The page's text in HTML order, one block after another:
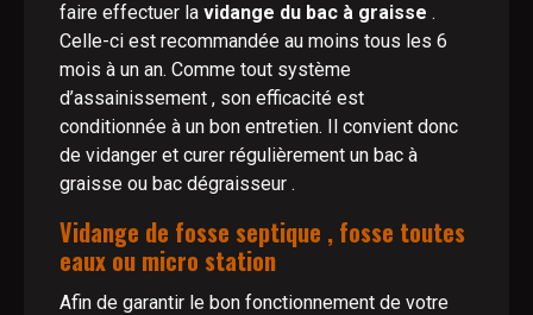
faire effectuer la vidange du bac à graisse .
Celle-ci est recommandée au moins tous les 6
mois à un an. Comme tout système
d’assainissement , son efficacité est
conditionnée à un bon entretien. Il convient donc
de vidanger et curer régulièrement un bac à
graisse ou bac dégraisseur .
Vidange de fosse septique , fosse toutes
eaux ou micro station
Afin de garantir le bon fonctionnement de votre